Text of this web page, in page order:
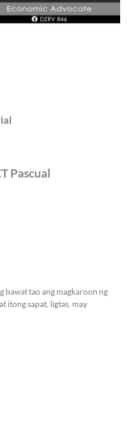
Pascual
bawat tao ang magkaroon ng
itong sapat, ligtas, may